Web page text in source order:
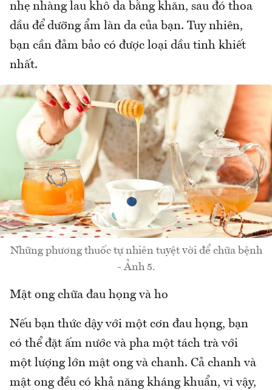
nhẹ nhàng lau khô da bằng khăn, sau đó thoa
dầu để dưỡng ẩm làn da của bạn. Tuy nhiên,
bạn cần đảm bảo có được loại dầu tinh khiết
nhất.
Những phương thuốc tự nhiên tuyệt vời để chữa bệnh
- Ảnh 5.
Mật ong chữa đau họng và ho
Nếu bạn thức dậy với một cơn đau họng, bạn
có thể đặt ấm nước và pha một tách trà với
một lượng lớn mật ong và chanh. Cả chanh và
mật ong đều có khả năng kháng khuẩn, vì vậy,